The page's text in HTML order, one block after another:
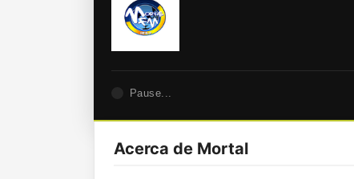
Pause...
Acerca de Mortal